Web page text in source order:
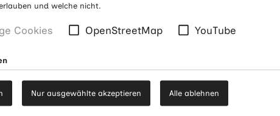
und welche nicht.
Cookies OpenStreetMap YouTube
Nur ausgewählte akzeptieren Alle ablehnen